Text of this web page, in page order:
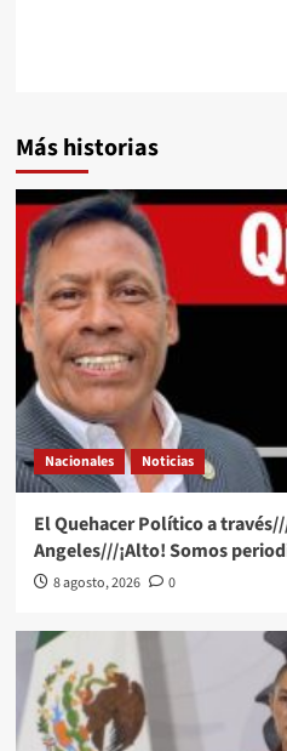
Más historias
Nacionales Noticias
El Quehacer Político a
Angeles///¡Alto! Somos
8 agosto, 2026 0